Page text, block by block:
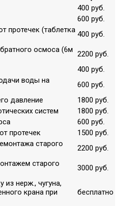
400 руб.
600 руб.
протечек (таблетка 400 руб.
осмоса (6м 2200 руб.
400 руб.
воды на
600 руб.
давление
1800 руб.
систем
1800 руб.
600 руб.
протечек
1500 руб.
старого
2200 руб.
старого
3000 руб.
из нерж., чугуна,
крана при
бесплатно